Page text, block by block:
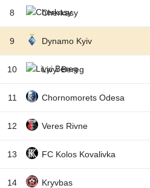
8 Cherkasy
9 Dynamo Kyiv
10 Livyi Bereg
11 Chornomorets Odesa
12 Veres Rivne
13 FC Kolos Kovalivka
14 Kryvbas